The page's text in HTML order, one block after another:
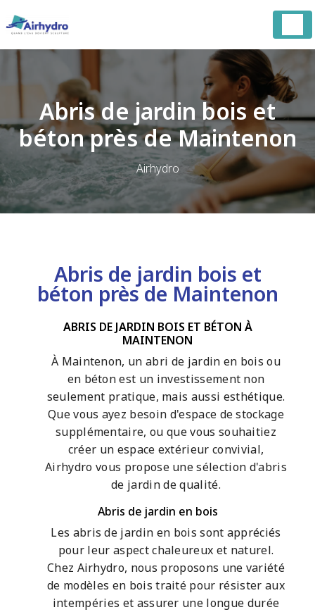
Abris de jardin bois et
béton près de Maintenon
Airhydro
Abris de jardin bois et
béton près de Maintenon
ABRIS DE JARDIN BOIS ET BÉTON À
MAINTENON
À Maintenon, un abri de jardin en bois ou
en béton est un investissement non
seulement pratique, mais aussi esthétique.
Que vous ayez besoin d'espace de stockage
supplémentaire, ou que vous souhaitiez
créer un espace extérieur convivial,
Airhydro vous propose une sélection d'abris
de jardin de qualité.
Abris de jardin en bois
Les abris de jardin en bois sont appréciés
pour leur aspect chaleureux et naturel.
Chez Airhydro, nous proposons une variété
de modèles en bois traité pour résister aux
intempéries et assurer une longue durée